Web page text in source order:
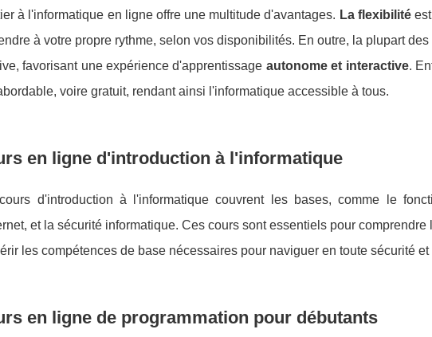
à l'informatique en ligne offre une multitude d'avantages. La flexibilitéest
à votre propre rythme, selon vos disponibilités. En outre, la plupart
favorisant une expérience d'apprentissage autonome et interactive.
voire gratuit, rendant ainsi l'informatique accessible à tous.
en ligne d'introduction à l'informatique
d'introduction à l'informatique couvrent les bases, comme le
et la sécurité informatique. Ces cours sont essentiels pour
les compétences de base nécessaires pour naviguer en toute sécurité
en ligne de programmation pour débutants